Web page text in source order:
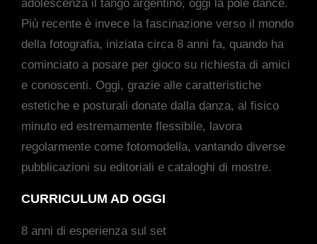
adolescenza il tango argentino, oggi la pole dance.
Più recente è invece la fascinazione verso il mondo
della fotografia, iniziata circa 8 anni fa, quando ha
cominciato a posare per gioco su richiesta di amici
e conoscenti. Oggi, grazie alle caratteristiche
estetiche e posturali donate dalla danza, al fisico
minuto ed estremamente flessibile, lavora
regolarmente come fotomodella, vantando diverse
pubblicazioni su editoriali e cataloghi di mostre.
CURRICULUM AD OGGI
8 anni di esperienza sul set